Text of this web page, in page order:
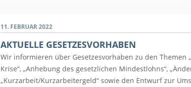
11. FEBRUAR 2022
AKTUELLE GESETZESVORHABEN
Wir informieren über Gesetzesvorhaben zu den
Krise“, „Anhebung des gesetzlichen Mindestlohns“,
„Kurzarbeit/Kurzarbeitergeld“ sowie den Entwurf zur